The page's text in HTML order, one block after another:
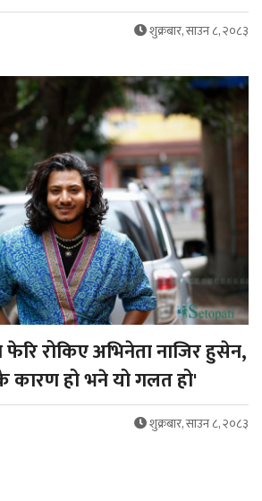
शुक्रबार, साउन ८, २०८३
फेरि रोकिए अभिनेता नाजिर हुसेन,
कारण हो भने यो गलत हो'
शुक्रबार, साउन ८, २०८३